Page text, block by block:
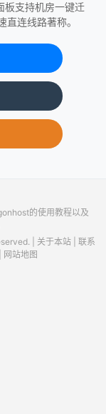
板支持机房一键迁
连线路著称。
的使用教程以及
| 关于本站
联系
网站地图